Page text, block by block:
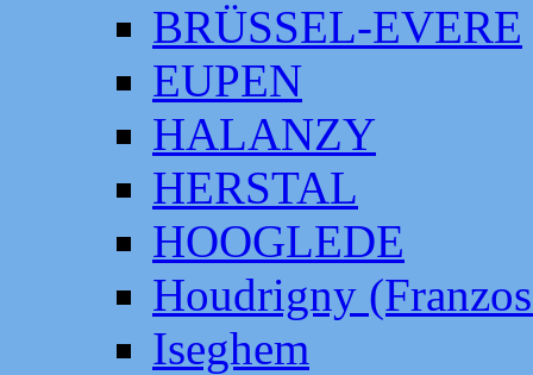
BRÜSSEL-EVERE
EUPEN
HALANZY
HERSTAL
HOOGLEDE
Houdrigny
Iseghem